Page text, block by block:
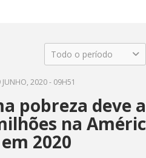
Todo o período
JUNHO, 2020 - 09H51
pobreza deve
na
2020